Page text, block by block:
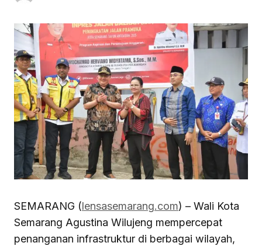
SEMARANG (lensasemarang.com) – Wali Kota
Semarang Agustina Wilujeng mempercepat
penanganan infrastruktur di berbagai wilayah,